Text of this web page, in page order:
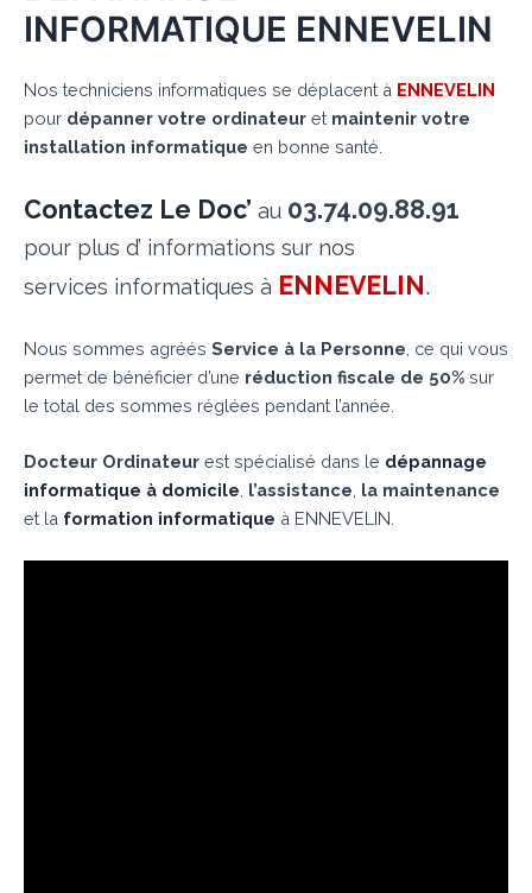
INFORMATIQUE ENNEVELIN
Nos techniciens informatiques se déplacent à ENNEVELIN
pour dépanner votre ordinateur et maintenir votre
installation informatique en bonne santé.
Contactez Le Doc’ au 03.74.09.88.91
pour plus d’ informations sur nos
services informatiques à ENNEVELIN.
Nous sommes agréés Service à la Personne , ce qui vous
permet de bénéficier d’une réduction fiscale de 50% sur
le total des sommes réglées pendant l’année.
Docteur Ordinateur est spécialisé dans le dépannage
informatique à domicile l’assistance la maintenance
et la formation informatique à ENNEVELIN.